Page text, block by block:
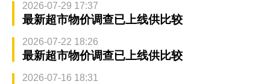
2026-07-29 17:37
最新超市物价调查已上线供比较
2026-07-22 18:26
最新超市物价调查已上线供比较
2026-07-16 18:31